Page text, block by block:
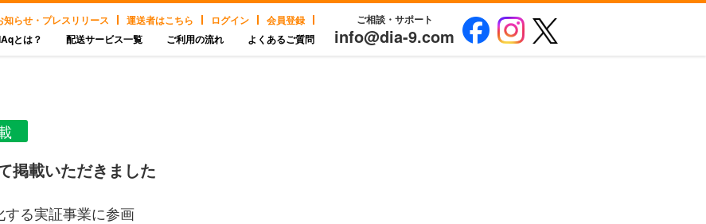
ご相談・サポート
info@dia-9.com
知らせ・プレスリリース 運送者はこちら ログイン
会員登録
とは？
配送サービス一覧 ご利用の流れ よくあるご質問
掲載いただきました
る実証事業に参画